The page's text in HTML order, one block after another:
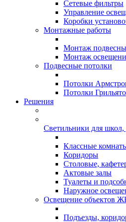
Сетевые фильтры
Управление
Коробки
Монтажные работы
Монтаж
Монтаж
Подвесные потолки
Потолки
Потолки Грильято
Решения
Светильники для
Классные
Коридоры
Столовые,
Актовые залы
Туалеты и
Наружное
Освещение объектов
Подъезды,